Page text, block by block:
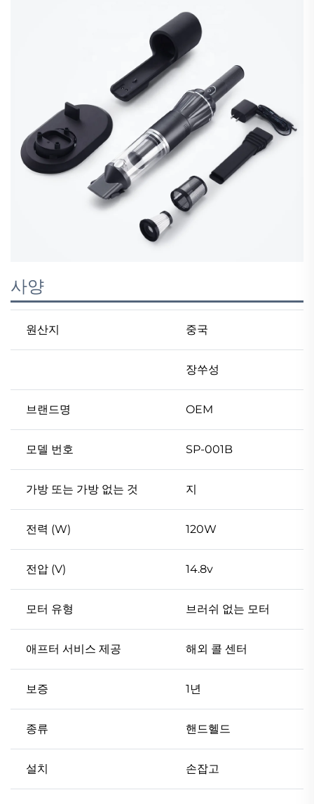
사양
원산지 중국
장쑤성
브랜드명 OEM
모델 번호 SP-001B
가방 또는 가방 없는 것 지
전력 (W) 120W
전압 (V) 14.8v
모터 유형 브러쉬 없는 모터
애프터 서비스 제공 해외 콜 센터
보증 1년
종류 핸드헬드
설치 손잡고